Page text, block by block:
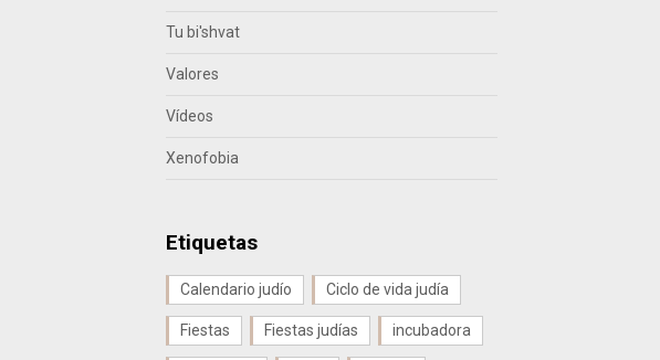
Tu bi'shvat
Valores
Vídeos
Xenofobia
Etiquetas
Calendario judío Ciclo de vida judía
Fiestas Fiestas judías incubadora